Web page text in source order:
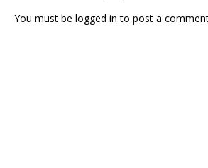
You must be logged in to post a